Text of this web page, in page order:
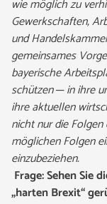
wie möglich zu
Gewerkschaften,
und
gemeinsames
bayerische
schützen ─ in ihre
ihre aktuellen
nicht nur die
möglichen Folgen
einzubeziehen.
Frage: Sehen Sie
„harten Brexit“